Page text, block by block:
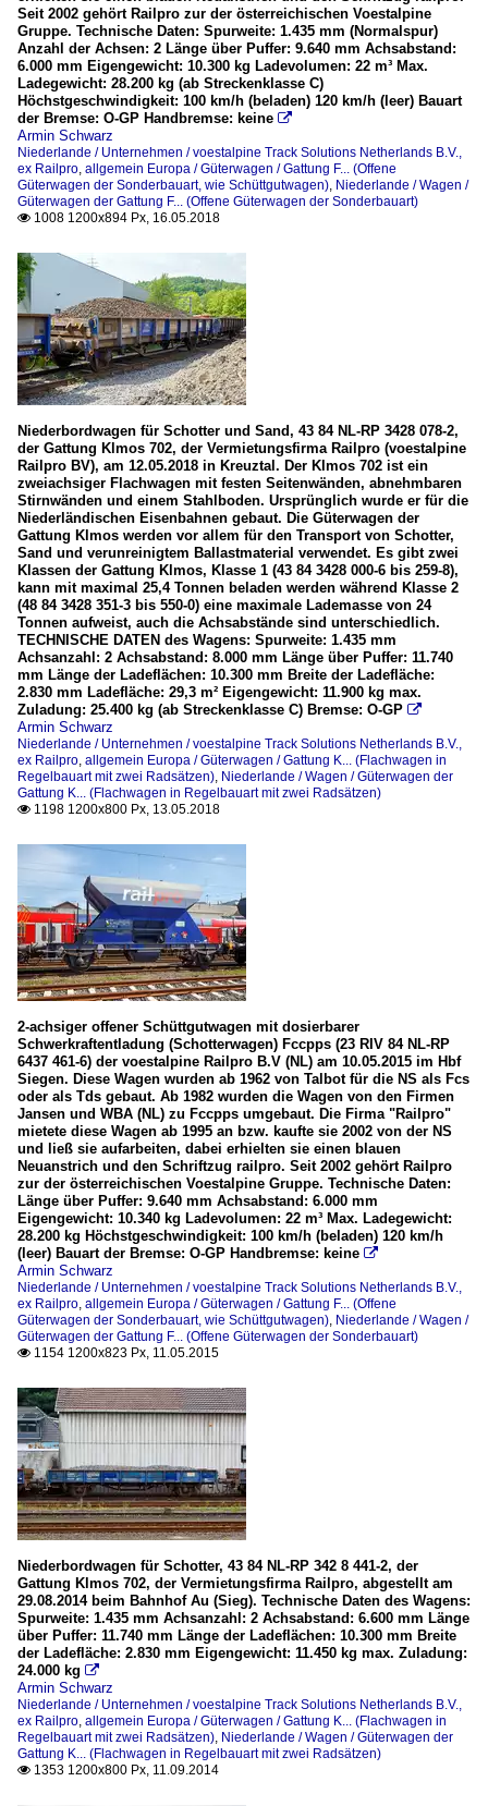
Seit 2002 gehört Railpro zur der österreichischen Voestalpine
Gruppe. Technische Daten: Spurweite: 1.435 mm (Normalspur)
Anzahl der Achsen: 2 Länge über Puffer: 9.640 mm Achsabstand:
6.000 mm Eigengewicht: 10.300 kg Ladevolumen: 22 m³ Max.
Ladegewicht: 28.200 kg (ab Streckenklasse C)
Höchstgeschwindigkeit: 100 km/h (beladen) 120 km/h (leer) Bauart
der Bremse: O-GP Handbremse: keine 
Armin Schwarz
Niederlande / Unternehmen / voestalpine Track Solutions Netherlands B.V.,
ex Railpro, allgemein Europa / Güterwagen / Gattung F... (Offene
Güterwagen der Sonderbauart, wie Schüttgutwagen), Niederlande / Wagen /
Güterwagen der Gattung F... (Offene Güterwagen der Sonderbauart)
 1008 1200x894 Px, 16.05.2018
Niederbordwagen für Schotter und Sand, 43 84 NL-RP 3428 078-2,
der Gattung Klmos 702, der Vermietungsfirma Railpro (voestalpine
Railpro BV), am 12.05.2018 in Kreuztal. Der Klmos 702 ist ein
zweiachsiger Flachwagen mit festen Seitenwänden, abnehmbaren
Stirnwänden und einem Stahlboden. Ursprünglich wurde er für die
Niederländischen Eisenbahnen gebaut. Die Güterwagen der
Gattung Klmos werden vor allem für den Transport von Schotter,
Sand und verunreinigtem Ballastmaterial verwendet. Es gibt zwei
Klassen der Gattung Klmos, Klasse 1 (43 84 3428 000-6 bis 259-8),
kann mit maximal 25,4 Tonnen beladen werden während Klasse 2
(48 84 3428 351-3 bis 550-0) eine maximale Lademasse von 24
Tonnen aufweist, auch die Achsabstände sind unterschiedlich.
TECHNISCHE DATEN des Wagens: Spurweite: 1.435 mm
Achsanzahl: 2 Achsabstand: 8.000 mm Länge über Puffer: 11.740
mm Länge der Ladeflächen: 10.300 mm Breite der Ladefläche:
2.830 mm Ladefläche: 29,3 m² Eigengewicht: 11.900 kg max.
Zuladung: 25.400 kg (ab Streckenklasse C) Bremse: O-GP 
Armin Schwarz
Niederlande / Unternehmen / voestalpine Track Solutions Netherlands B.V.,
ex Railpro, allgemein Europa / Güterwagen / Gattung K... (Flachwagen in
Regelbauart mit zwei Radsätzen), Niederlande / Wagen / Güterwagen der
Gattung K... (Flachwagen in Regelbauart mit zwei Radsätzen)
 1198 1200x800 Px, 13.05.2018
2-achsiger offener Schüttgutwagen mit dosierbarer
Schwerkraftentladung (Schotterwagen) Fccpps (23 RIV 84 NL-RP
6437 461-6) der voestalpine Railpro B.V (NL) am 10.05.2015 im Hbf
Siegen. Diese Wagen wurden ab 1962 von Talbot für die NS als Fcs
oder als Tds gebaut. Ab 1982 wurden die Wagen von den Firmen
Jansen und WBA (NL) zu Fccpps umgebaut. Die Firma "Railpro"
mietete diese Wagen ab 1995 an bzw. kaufte sie 2002 von der NS
und ließ sie aufarbeiten, dabei erhielten sie einen blauen
Neuanstrich und den Schriftzug railpro. Seit 2002 gehört Railpro
zur der österreichischen Voestalpine Gruppe. Technische Daten:
Länge über Puffer: 9.640 mm Achsabstand: 6.000 mm
Eigengewicht: 10.340 kg Ladevolumen: 22 m³ Max. Ladegewicht:
28.200 kg Höchstgeschwindigkeit: 100 km/h (beladen) 120 km/h
(leer) Bauart der Bremse: O-GP Handbremse: keine 
Armin Schwarz
Niederlande / Unternehmen / voestalpine Track Solutions Netherlands B.V.,
ex Railpro, allgemein Europa / Güterwagen / Gattung F... (Offene
Güterwagen der Sonderbauart, wie Schüttgutwagen), Niederlande / Wagen /
Güterwagen der Gattung F... (Offene Güterwagen der Sonderbauart)
 1154 1200x823 Px, 11.05.2015
Niederbordwagen für Schotter, 43 84 NL-RP 342 8 441-2, der
Gattung Klmos 702, der Vermietungsfirma Railpro, abgestellt am
29.08.2014 beim Bahnhof Au (Sieg). Technische Daten des Wagens:
Spurweite: 1.435 mm Achsanzahl: 2 Achsabstand: 6.600 mm Länge
über Puffer: 11.740 mm Länge der Ladeflächen: 10.300 mm Breite
der Ladefläche: 2.830 mm Eigengewicht: 11.450 kg max. Zuladung:
24.000 kg 
Armin Schwarz
Niederlande / Unternehmen / voestalpine Track Solutions Netherlands B.V.,
ex Railpro, allgemein Europa / Güterwagen / Gattung K... (Flachwagen in
Regelbauart mit zwei Radsätzen), Niederlande / Wagen / Güterwagen der
Gattung K... (Flachwagen in Regelbauart mit zwei Radsätzen)
 1353 1200x800 Px, 11.09.2014